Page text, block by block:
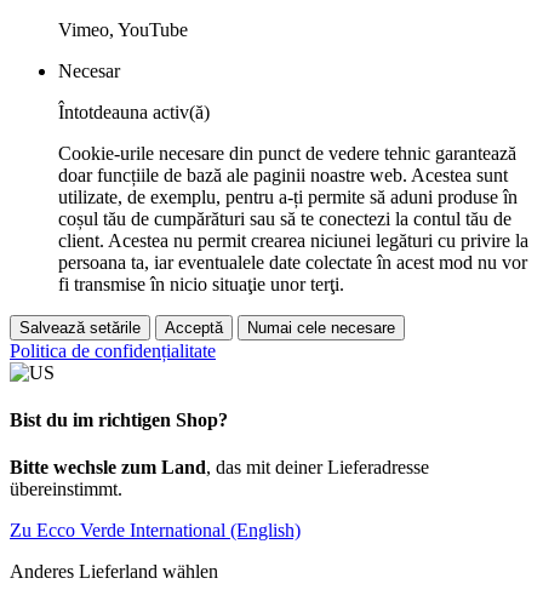
Vimeo, YouTube
Necesar
Întotdeauna activ(ă)
Cookie-urile necesare din punct de vedere tehnic garantează
doar funcțiile de bază ale paginii noastre web. Acestea sunt
utilizate, de exemplu, pentru a-ți permite să aduni produse în
coșul tău de cumpărături sau să te conectezi la contul tău de
client. Acestea nu permit crearea niciunei legături cu privire la
persoana ta, iar eventualele date colectate în acest mod nu vor
fi transmise în nicio situaţie unor terţi.
Salvează setările Acceptă Numai cele necesare
Politica de confidențialitate
Bist du im richtigen Shop?
Bitte wechsle zum Land, das mit deiner Lieferadresse
übereinstimmt.
Zu Ecco Verde International (English)
Anderes Lieferland wählen